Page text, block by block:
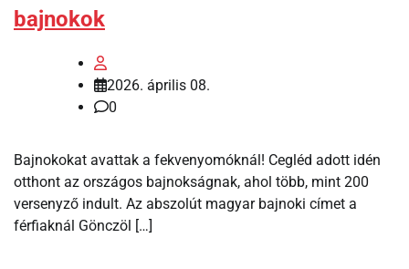
bajnokok
2026. április 08.
0
Bajnokokat avattak a fekvenyomóknál! Cegléd adott idén
otthont az országos bajnokságnak, ahol több, mint 200
versenyző indult. Az abszolút magyar bajnoki címet a
férfiaknál Gönczöl […]